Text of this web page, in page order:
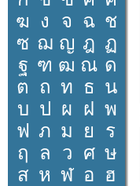
ฆ ง จ ฉ ช
ซ ฌ ญ ฎ ฏ
ฐ ฑ ฒ ณ ด
ต ถ ท ธ น
บ ป ผ ฝ พ
ฟ ภ ม ย
ร
ฤ
ล ว ศ ษ
ส ห ฬ อ ฮ